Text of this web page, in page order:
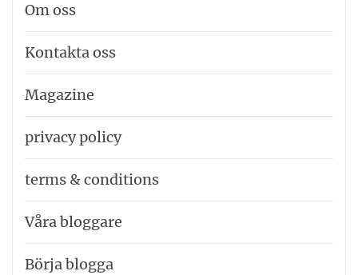
Om oss
Kontakta oss
Magazine
privacy policy
terms & conditions
Våra bloggare
Börja blogga